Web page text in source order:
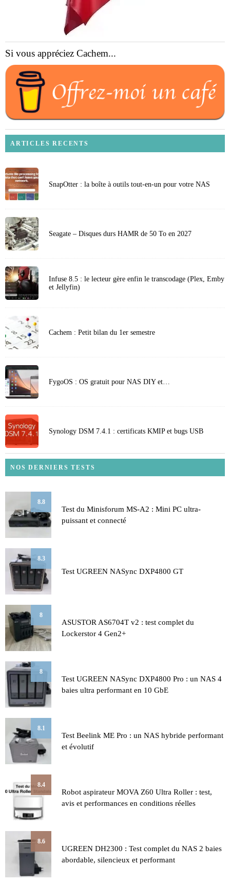
Si vous appréciez Cachem...
ARTICLES RECENTS
SnapOtter : la boîte à outils tout-en-un pour votre NAS
Seagate – Disques durs HAMR de 50 To en 2027
Infuse 8.5 : le lecteur gère enfin le transcodage (Plex, Emby
et Jellyfin)
Cachem : Petit bilan du 1er semestre
FygoOS : OS gratuit pour NAS DIY et…
Synology DSM 7.4.1 : certificats KMIP et bugs USB
NOS DERNIERS TESTS
8.8
Test du Minisforum MS-A2 : Mini PC ultra-
puissant et connecté
8.3
Test UGREEN NASync DXP4800 GT
8
ASUSTOR AS6704T v2 : test complet du
Lockerstor 4 Gen2+
8
Test UGREEN NASync DXP4800 Pro : un NAS 4
baies ultra performant en 10 GbE
8.1
Test Beelink ME Pro : un NAS hybride performant
et évolutif
8.4
Robot aspirateur MOVA Z60 Ultra Roller : test,
avis et performances en conditions réelles
8.6
UGREEN DH2300 : Test complet du NAS 2 baies
abordable, silencieux et performant